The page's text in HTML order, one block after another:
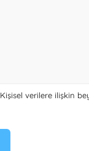
Kişisel verilere ilişkin